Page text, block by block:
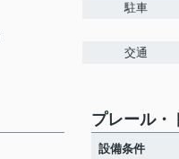
駐車
交通
プレール・
設備条件